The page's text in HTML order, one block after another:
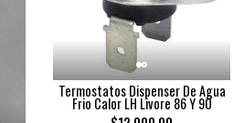
Termostatos Dispenser De Agua
Frio Calor LH Livore 86 Y 90